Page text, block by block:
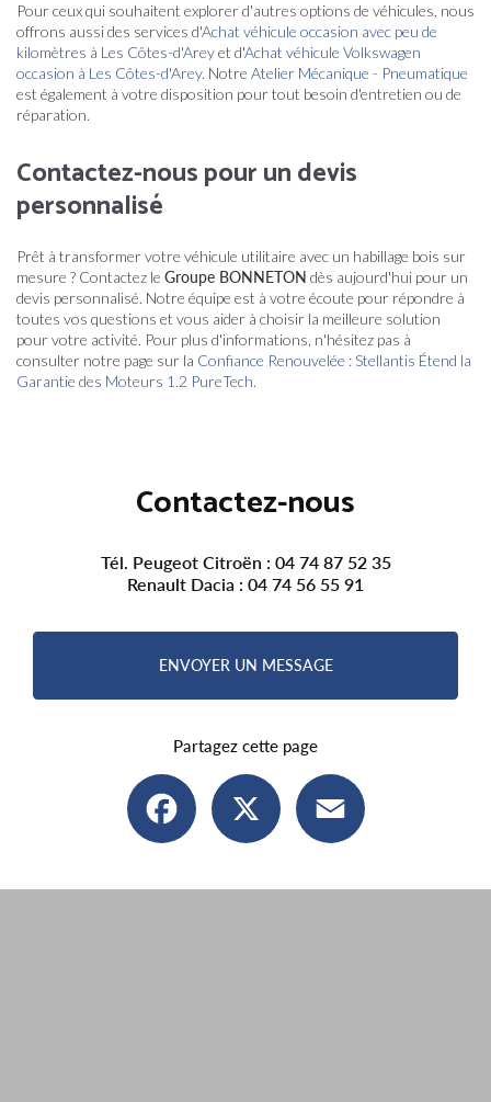
Pour ceux qui souhaitent explorer d'autres options de véhicules, nous
offrons aussi des services d'Achat véhicule occasion avec peu de
kilomètres à Les Côtes-d'Areyet d'Achat véhicule Volkswagen
occasion à Les Côtes-d'Arey. Notre Atelier Mécanique - Pneumatique
est également à votre disposition pour tout besoin d'entretien ou de
réparation.
Contactez-nous pour un devis
personnalisé
Prêt à transformer votre véhicule utilitaire avec un habillage bois sur
mesure ? Contactez le Groupe BONNETON dès aujourd'hui pour un
devis personnalisé. Notre équipe est à votre écoute pour répondre à
toutes vos questions et vous aider à choisir la meilleure solution
pour votre activité. Pour plus d'informations, n'hésitez pas à
consulter notre page sur la Confiance Renouvelée : Stellantis Étend la
Garantie des Moteurs 1.2 PureTech.
Contactez-nous
Tél. Peugeot Citroën : 04 74 87 52 35
Renault Dacia : 04 74 56 55 91
ENVOYER UN MESSAGE
Partagez cette page
Facebook